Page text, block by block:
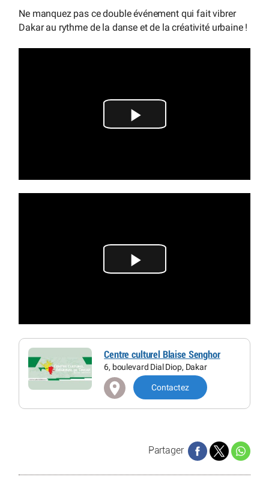
Ne manquez pas ce double événement qui fait vibrer
Dakar au rythme de la danse et de la créativité urbaine !
Lire
vidéo
Lire
vidéo
Centre culturel Blaise Senghor
6, boulevard Dial Diop, Dakar
Contactez
Partager